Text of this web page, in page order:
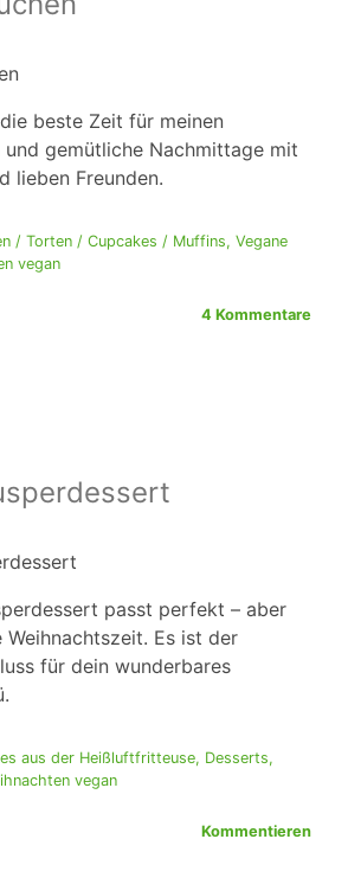
beste Zeit für meinen
und gemütliche Nachmittage mit
lieben Freunden.
/ Torten / Cupcakes / Muffins, Vegane
vegan
4 Kommentare
passt perfekt – aber
Weihnachtszeit. Es ist der
für dein wunderbares
aus der Heißluftfritteuse, Desserts,
vegan
Kommentieren